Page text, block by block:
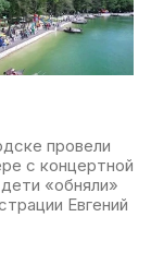
провели
с концертной
«обняли»
Евгений